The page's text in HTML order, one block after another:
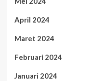
April 2024
Maret 2024
Februari 2024
Januari 2024